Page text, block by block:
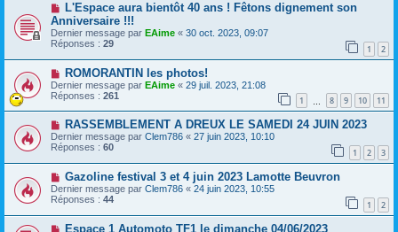
L'Espace aura bientôt 40 ans ! Fêtons dignement son
Anniversaire !!!
Dernier message par EAime « 30 oct. 2023, 09:07
Réponses : 29 1 2
ROMORANTIN les photos!
Dernier message par EAime « 29 juil. 2023, 21:08
Réponses : 261 1 8 9 10 11
RASSEMBLEMENT A DREUX LE SAMEDI 24 JUIN 2023
Dernier message par Clem786 « 27 juin 2023, 10:10
Réponses : 60 1 2 3
Gazoline festival 3 et 4 juin 2023 Lamotte Beuvron
Dernier message par Clem786 « 24 juin 2023, 10:55
Réponses : 44 1 2
Espace 1 Automoto TF1 le dimanche 04/06/2023